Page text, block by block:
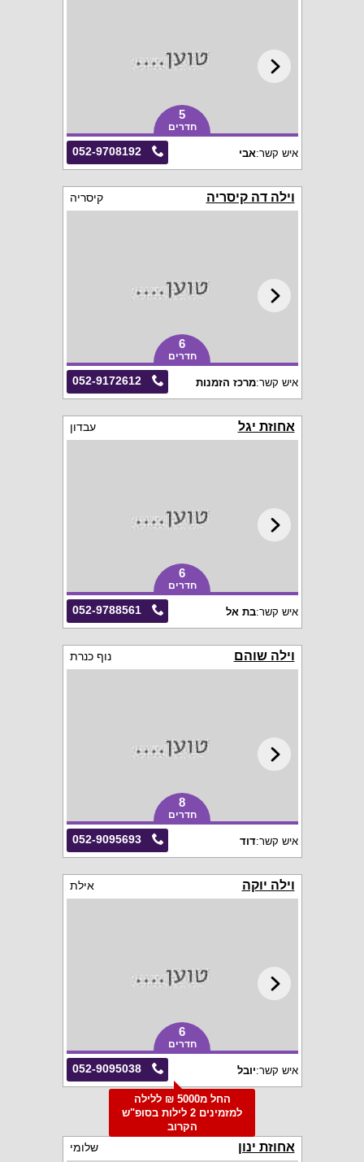
5
חדרים
052-9708192 איש קשר:אבי
וילה דה קיסריה קיסריה
6
חדרים
052-9172612 איש קשר:מרכז הזמנות
אחוזת יגל עבדון
6
חדרים
052-9788561 איש קשר:בת אל
וילה שוהם נוף כנרת
8
חדרים
052-9095693 איש קשר:דוד
וילה יוקה אילת
6
חדרים
052-9095038 איש קשר:יובל
החל מ5000 ₪ ללילה
למזמינים 2 לילות בסופ"ש
הקרוב
אחוזת ינון שלומי